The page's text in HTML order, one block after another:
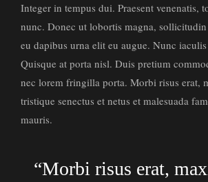
Integer in tempus dui. Praesent
nunc. Donec ut lobortis magna,
eu dapibus urna elit eu augue. Nunc
Quisque at porta nisl. Duis pretium
nec lorem fringilla porta. Morbi risus erat,
tristique senectus et netus et malesuada
mauris.
“Morbi risus erat,